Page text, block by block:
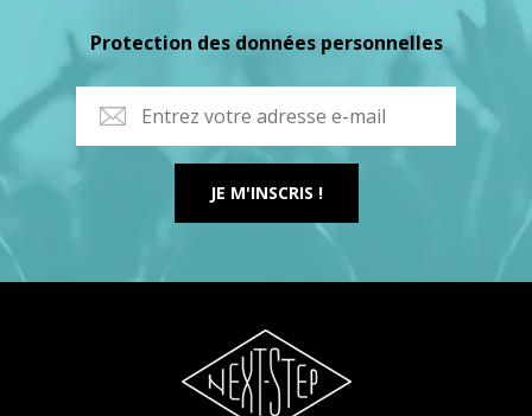
Protection des données personnelles